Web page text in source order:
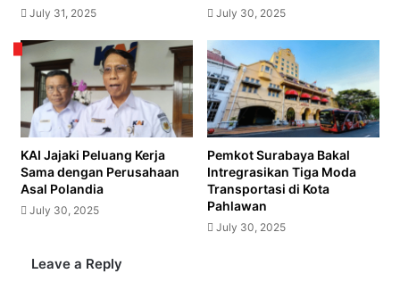
July 31, 2025 July 30, 2025
KAI Jajaki Peluang Kerja
Sama dengan Perusahaan
Asal Polandia
July 30, 2025
Pemkot Surabaya Bakal
Intregrasikan Tiga Moda
Transportasi di Kota
Pahlawan
July 30, 2025
Leave a Reply